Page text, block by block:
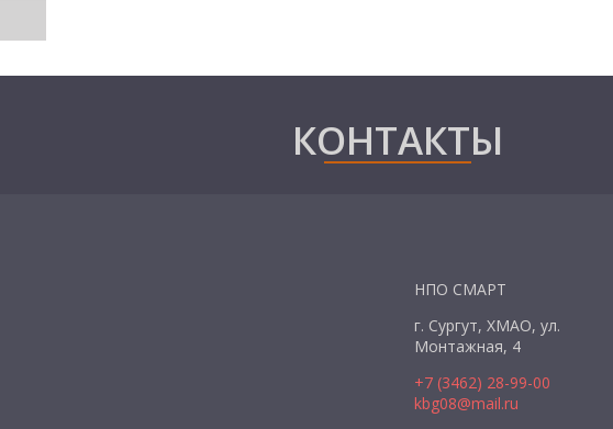
КОНТАКТЫ
НПО СМАРТ
г. Сургут, ХМАО, ул.
Монтажная, 4
+7 (3462) 28-99-00
kbg08@mail.ru